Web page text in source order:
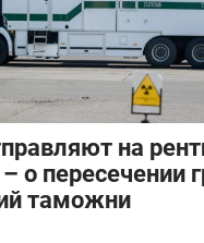
на
о пересечении
таможни